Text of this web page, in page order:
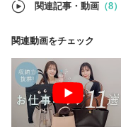
関連記事・動画 （8）
関連動画をチェック